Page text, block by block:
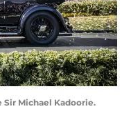
Sir Michael Kadoorie.